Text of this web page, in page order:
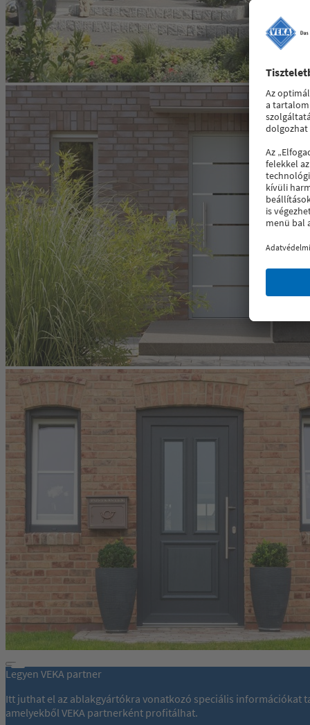
Legyen VEKA partner
Itt juthat el az ablakgyártókra vonatkozó speciális információkat
amelyekből VEKA partnerként profitálhat.